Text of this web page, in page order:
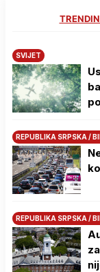
SVIJET
REPUBLIKA SRPSKA /
REPUBLIKA SRPSKA /